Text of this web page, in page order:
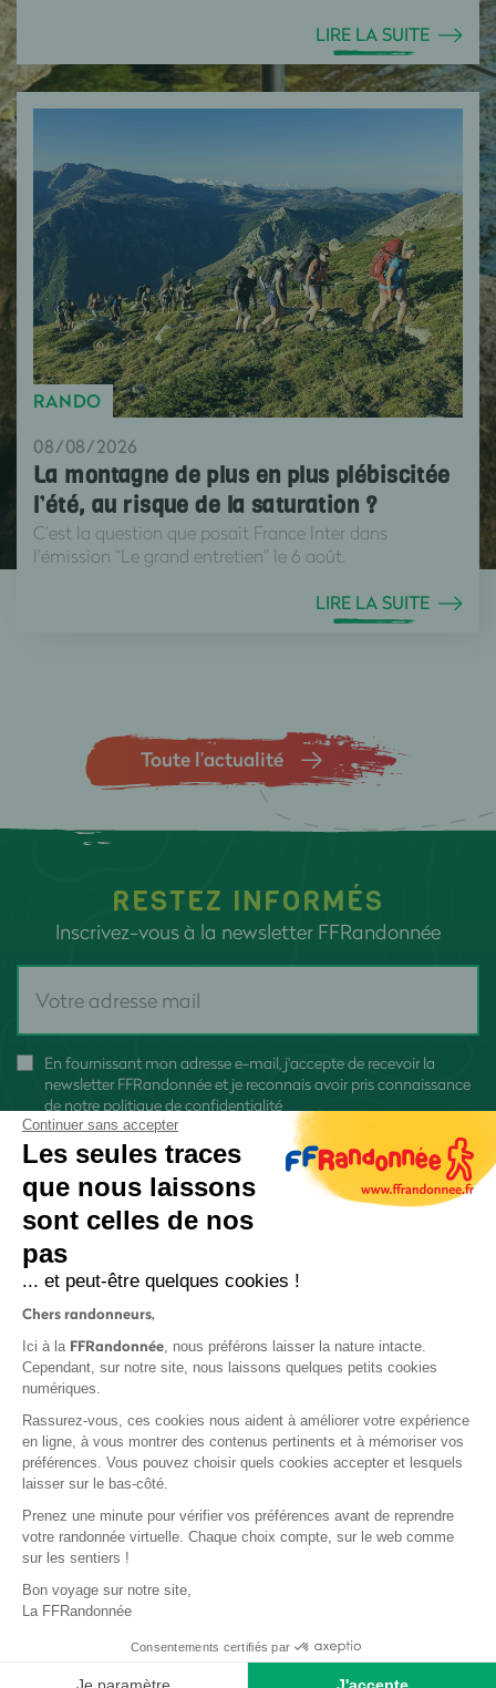
LIRE LA SUITE
RANDO
08/08/2026
La montagne de plus en plus plébiscitée
l’été, au risque de la saturation ?
C’est la question que posait France Inter dans
l’émission “Le grand entretien” le 6 août.
LIRE LA SUITE
Toute l’actualité
RESTEZ INFORMÉS
Inscrivez-vous à la newsletter FFRandonnée
En fournissant mon adresse e-mail, j'accepte de recevoir la
newsletter FFRandonnée et je reconnais avoir pris connaissance
de notre politique de confidentialité
Protection des données
Politique de confidentialité
Base documentaire
Continuer sans accepter
Les seules traces
que nous laissons
sont celles de nos
pas
... et peut-être quelques cookies !
Chers randonneurs,
Ici à la FFRandonnée, nous préférons laisser la nature intacte.
Cependant, sur notre site, nous laissons quelques petits cookies
numériques.
Rassurez-vous, ces cookies nous aident à améliorer votre expérience
en ligne, à vous montrer des contenus pertinents et à mémoriser vos
préférences. Vous pouvez choisir quels cookies accepter et lesquels
laisser sur le bas-côté.
Prenez une minute pour vérifier vos préférences avant de reprendre
votre randonnée virtuelle. Chaque choix compte, sur le web comme
sur les sentiers !
Bon voyage sur notre site,
La FFRandonnée
Consentements certifiés par